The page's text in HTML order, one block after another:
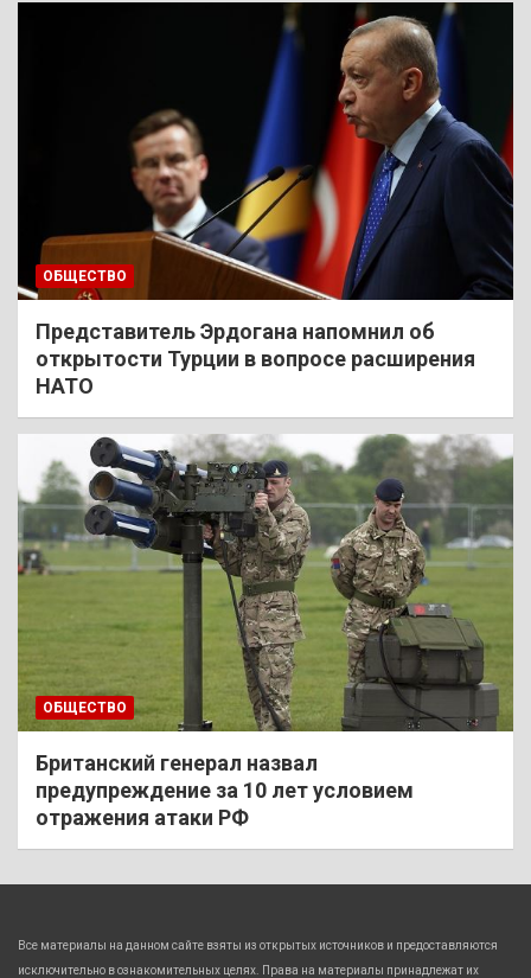
ОБЩЕСТВО
Представитель Эрдогана напомнил об
открытости Турции в вопросе расширения
НАТО
ОБЩЕСТВО
Британский генерал назвал
предупреждение за 10 лет условием
отражения атаки РФ
Все материалы на данном сайте взяты из открытых источников и предоставляются
исключительно в ознакомительных целях. Права на материалы принадлежат их